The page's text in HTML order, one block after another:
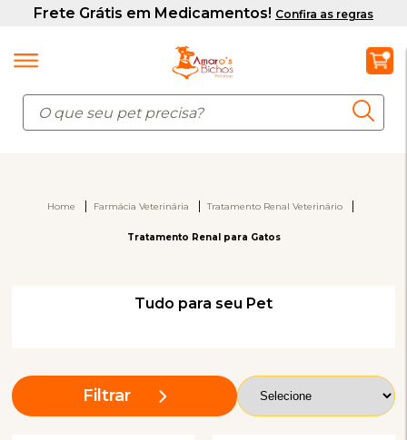
Home Farmácia Veterinária Tratamento Renal Veterinário
Tratamento Renal para Gatos
Tudo para seu Pet
Filtrar